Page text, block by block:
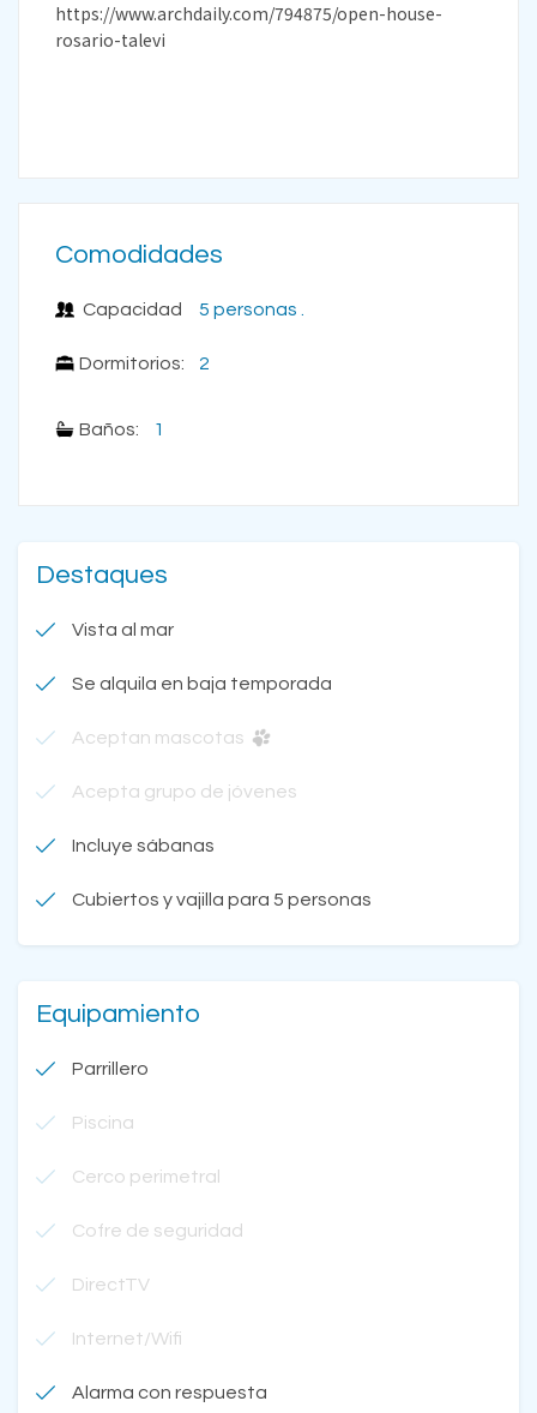
https://www.archdaily.com/794875/open-house-
rosario-talevi
Comodidades
Capacidad
Dormitorios:
5 personas .
2
Baños: 1
Destaques
Vista al mar
Se alquila en baja temporada
Aceptan mascotas
Acepta grupo de jóvenes
Incluye sábanas
Cubiertos y vajilla para 5 personas
Equipamiento
Parrillero
Piscina
Cerco perimetral
Cofre de seguridad
DirectTV
Internet/Wifi
Alarma con respuesta